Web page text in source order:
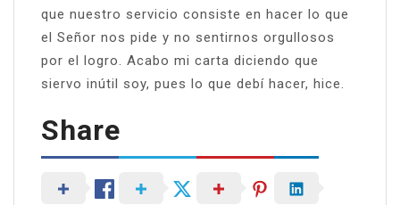
que nuestro servicio consiste en hacer lo que
el Señor nos pide y no sentirnos orgullosos
por el logro. Acabo mi carta diciendo que
siervo inútil soy, pues lo que debí hacer, hice.
Share